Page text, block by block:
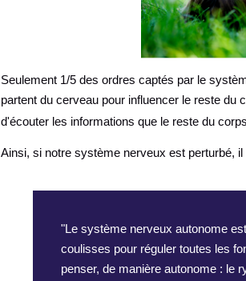
Seulement 1/5 des ordres captés par le
partent du cerveau pour influencer le reste
d'écouter les informations que le reste du
Ainsi, si notre système nerveux est perturbé,
"Le système nerveux autonome
coulisses pour réguler toutes les
penser, de manière autonome : le